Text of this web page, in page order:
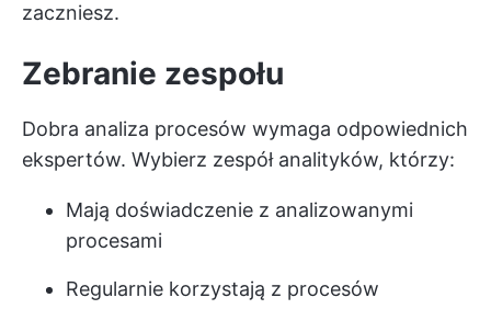
zaczniesz.
Zebranie zespołu
Dobra analiza procesów wymaga odpowiednich
ekspertów. Wybierz zespół analityków, którzy:
Mają doświadczenie z analizowanymi
procesami
Regularnie korzystają z procesów